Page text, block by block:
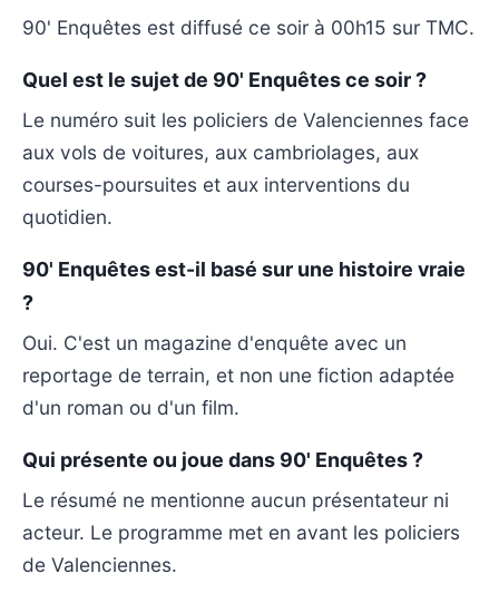
90' Enquêtes est diffusé ce soir à 00h15 sur TMC.
Quel est le sujet de 90' Enquêtes ce soir ?
Le numéro suit les policiers de Valenciennes face
aux vols de voitures, aux cambriolages, aux
courses-poursuites et aux interventions du
quotidien.
90' Enquêtes est-il basé sur une histoire vraie
?
Oui. C'est un magazine d'enquête avec un
reportage de terrain, et non une fiction adaptée
d'un roman ou d'un film.
Qui présente ou joue dans 90' Enquêtes ?
Le résumé ne mentionne aucun présentateur ni
acteur. Le programme met en avant les policiers
de Valenciennes.